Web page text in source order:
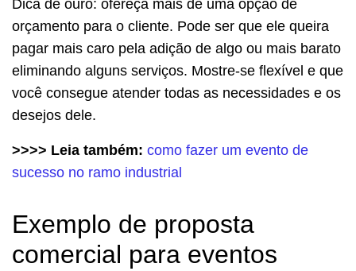
Dica de ouro: ofereça mais de uma opção de
orçamento para o cliente. Pode ser que ele queira
pagar mais caro pela adição de algo ou mais barato
eliminando alguns serviços. Mostre-se flexível e que
você consegue atender todas as necessidades e os
desejos dele.
>>>> Leia também: como fazer um evento de
sucesso no ramo industrial
Exemplo de proposta
comercial para eventos